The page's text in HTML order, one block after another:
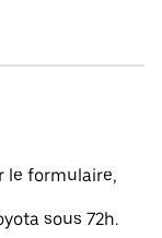
le formulaire,
sous 72h.